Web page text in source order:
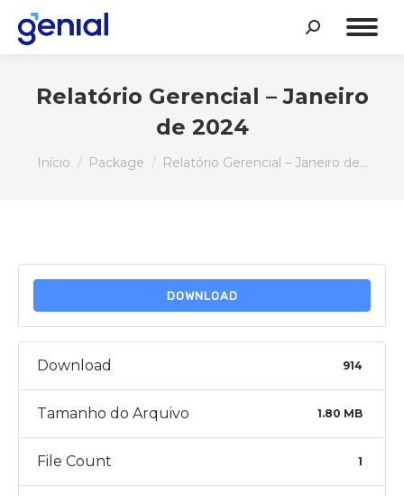
Search:
Relatório Gerencial – Janeiro
de 2024
Você está aqui:
Início Package Relatório Gerencial – Janeiro de…
DOWNLOAD
Download 914
Tamanho do Arquivo 1.80 MB
File Count 1